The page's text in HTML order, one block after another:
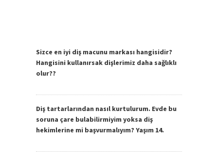
Sizce en iyi diş macunu markası hangisidir?
Hangisini kullanırsak dişlerimiz daha sağlıklı
olur??
Diş tartarlarından nasıl kurtulurum. Evde bu
soruna çare bulabilirmiyim yoksa diş
hekimlerine mi başvurmalıyım? Yaşım 14.